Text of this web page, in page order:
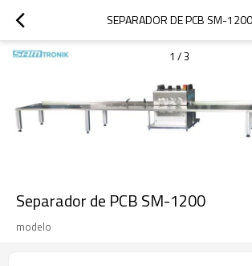
SEPARADOR DE PCB SM-1200
1 /3
Separador de PCB SM-1200
modelo